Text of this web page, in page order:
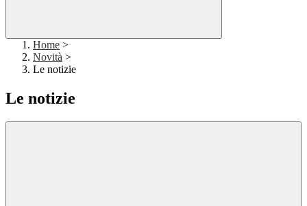
Home >
Novità >
Le notizie
Le notizie